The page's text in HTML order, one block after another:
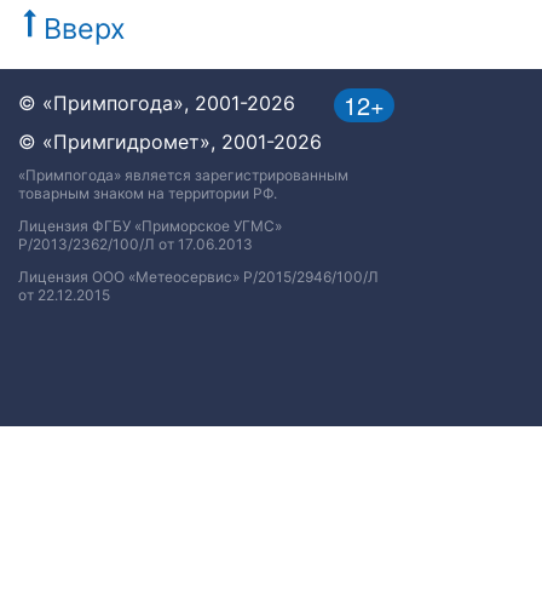
Вверх
12+
© «Примпогода», 2001-2026
© «Примгидромет», 2001-2026
«Примпогода» является зарегистрированным
товарным знаком на территории РФ.
Лицензия ФГБУ «Приморское УГМС»
Р/2013/2362/100/Л от 17.06.2013
Лицензия ООО «Метеосервис» Р/2015/2946/100/Л
от 22.12.2015